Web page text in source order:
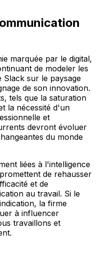
marquée par le digital,
de modeler les
Slack sur le paysage
de son innovation.
tels que la saturation
la nécessité d'un
et
devront évoluer
du monde
liées à l'intelligence
de rehausser
et de
au travail. Si le
la firme
à influencer
travaillons et